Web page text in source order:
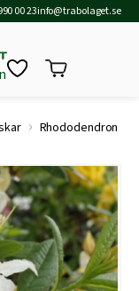
00 23info@trabolaget.se
› Rhododendron